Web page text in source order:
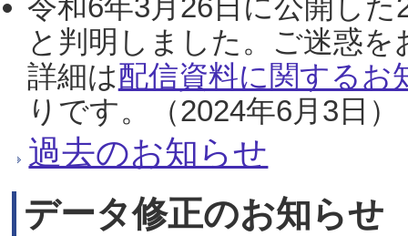
と判明しました。ご迷惑
詳細は配信資料に関するお
りです。（2024年6月3日）
過去のお知らせ
データ修正のお知らせ